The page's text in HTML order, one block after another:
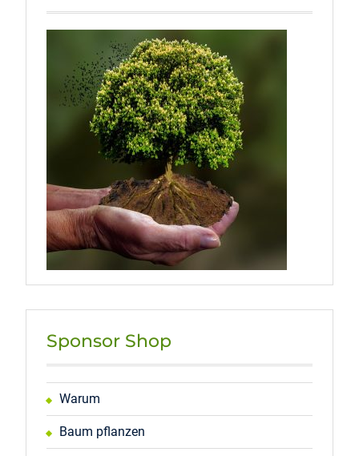
Sponsor Shop
Warum
Baum pflanzen